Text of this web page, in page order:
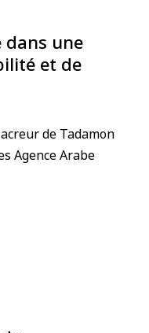
dans une
et de